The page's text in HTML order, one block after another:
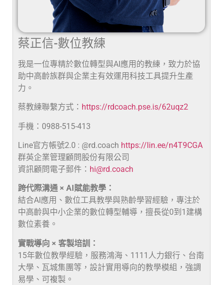
蔡正信-數位教練
我是一位專精於數位轉型與AI應用的教練，致力於協
助中高齡族群與企業主有效運用科技工具提升生產
力。
蔡教練聯繫方式： https://rdcoach.pse.is/62uqz2
手機：0988-515-413
Line官方帳號2.0 : @rd.coach https://lin.ee/n4T9CGA
群英企業管理顧問股份有限公司
資訊顧問電子郵件： hi@rd.coach
跨代際溝通 × AI賦能教學：
結合AI應用、數位工具教學與熟齡學習經驗，專注於
中高齡與中小企業的數位轉型輔導，擅長從0到1建構
數位素養。
實戰導向 × 客製培訓：
15年數位教學經驗，服務鴻海、1111人力銀行、台南
大學、瓦城集團等，設計實用導向的教學模組，強調
易學、可複製。